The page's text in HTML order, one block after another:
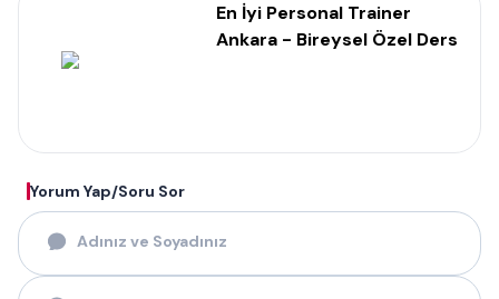
En İyi Personal Trainer
Ankara - Bireysel Özel Ders
Yorum Yap/Soru Sor